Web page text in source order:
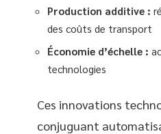
Production additive :
des coûts de transport
Économie d’échelle :
technologies
Ces innovations
conjuguant